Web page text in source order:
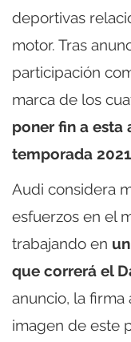
deportivas
motor. Tras
participación
marca de los
poner fin a esta
temporada 2021
Audi considera
esfuerzos en el
trabajando en
que correrá el
anuncio, la firma
imagen de este